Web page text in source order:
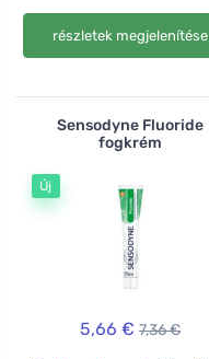
részletek megjelenítése
Sensodyne Fluoride
fogkrém
Új
5,66 € 7,36 €